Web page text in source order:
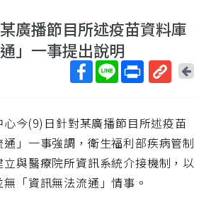
廣播節目所述疫苗資料庫
」一事提出說明
短
網
址
回
今(9)日針對某廣播節目所述疫苗
」一事強調，衛生福利部疾病管制
與醫療院所資訊系統介接機制，以
「資訊無法流通」情事。